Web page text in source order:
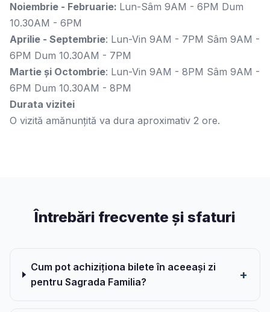
Noiembrie - Februarie: Lun-Sâm 9AM - 6PM Dum
10.30AM - 6PM
Aprilie - Septembrie: Lun-Vin 9AM - 7PM Sâm 9AM -
6PM Dum 10.30AM - 7PM
Martie și Octombrie: Lun-Vin 9AM - 8PM Sâm 9AM -
6PM Dum 10.30AM - 8PM
Durata vizitei
O vizită amănunțită va dura aproximativ 2 ore.
Întrebări frecvente și sfaturi
Cum pot achiziționa bilete în aceeași zi
pentru Sagrada Familia?